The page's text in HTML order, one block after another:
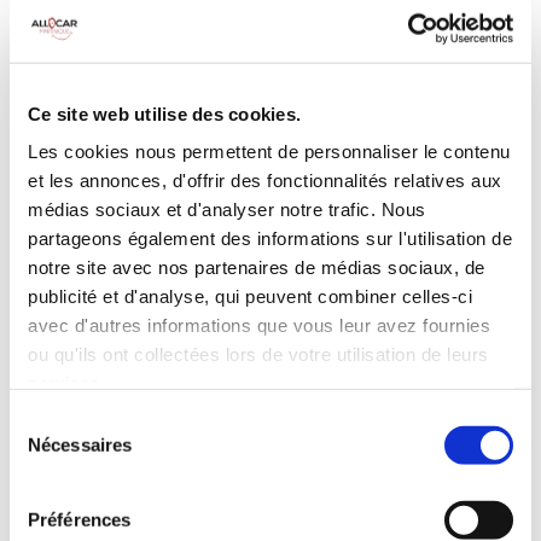
Ce site web utilise des cookies.
Les cookies nous permettent de personnaliser le contenu
et les annonces, d'offrir des fonctionnalités relatives aux
médias sociaux et d'analyser notre trafic. Nous
partageons également des informations sur l'utilisation de
notre site avec nos partenaires de médias sociaux, de
publicité et d'analyse, qui peuvent combiner celles-ci
avec d'autres informations que vous leur avez fournies
ou qu'ils ont collectées lors de votre utilisation de leurs
Nécessaires
Préférences
100 CV
INCLUS À LA LOCATION
Killométrage illimité
Assurance tous risques (hors franchise)
Carburant : plein à rendre plein
CONDITIONS DE LOCATION
Age minimum :20 ans
ASSURANCE